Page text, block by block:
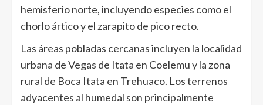
hemisferio norte, incluyendo especies como el
chorlo ártico y el zarapito de pico recto.
Las áreas pobladas cercanas incluyen la localidad
urbana de Vegas de Itata en Coelemu y la zona
rural de Boca Itata en Trehuaco. Los terrenos
adyacentes al humedal son principalmente